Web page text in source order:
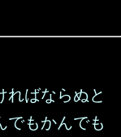
ればならぬと
でもかんでも